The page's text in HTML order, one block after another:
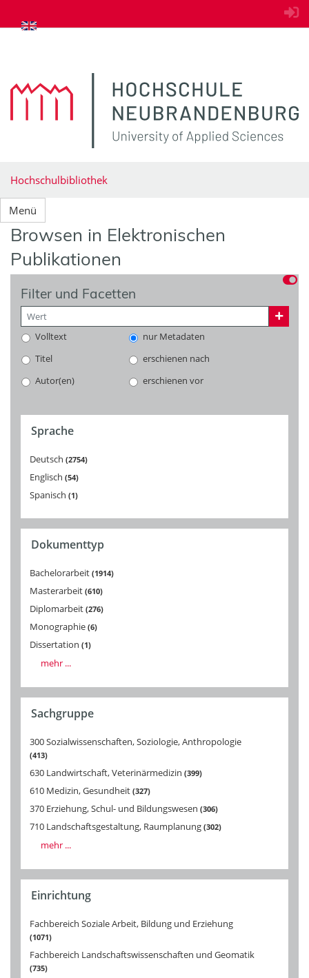
zum Inhalt springen
Hochschulbibliothek
Menü
Browsen in Elektronischen
Publikationen
Filter und Facetten
Volltext
nur Metadaten
Titel
erschienen nach
Autor(en)
erschienen vor
Sprache
Deutsch 2754
Englisch 54
Spanisch 1
Dokumenttyp
Bachelorarbeit 1914
Masterarbeit 610
Diplomarbeit 276
Monographie 6
Dissertation 1
mehr ...
Sachgruppe
300 Sozialwissenschaften, Soziologie, Anthropologie
413
630 Landwirtschaft, Veterinärmedizin 399
610 Medizin, Gesundheit 327
370 Erziehung, Schul- und Bildungswesen 306
710 Landschaftsgestaltung, Raumplanung 302
mehr ...
Einrichtung
Fachbereich Soziale Arbeit, Bildung und Erziehung
1071
Fachbereich Landschaftswissenschaften und Geomatik
735